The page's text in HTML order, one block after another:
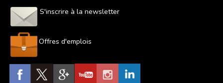
S'inscrire à la newsletter
Offres d'emplois